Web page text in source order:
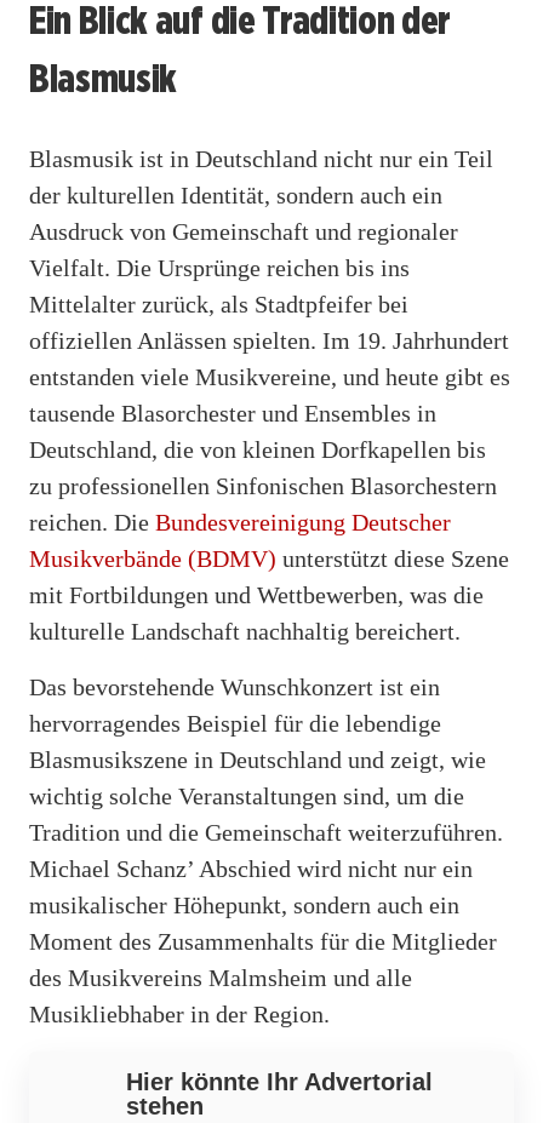
Ein Blick auf die Tradition der
Blasmusik
Blasmusik ist in Deutschland nicht nur ein Teil
der kulturellen Identität, sondern auch ein
Ausdruck von Gemeinschaft und regionaler
Vielfalt. Die Ursprünge reichen bis ins
Mittelalter zurück, als Stadtpfeifer bei
offiziellen Anlässen spielten. Im 19. Jahrhundert
entstanden viele Musikvereine, und heute gibt es
tausende Blasorchester und Ensembles in
Deutschland, die von kleinen Dorfkapellen bis
zu professionellen Sinfonischen Blasorchestern
reichen. Die Bundesvereinigung Deutscher
Musikverbände (BDMV) unterstützt diese Szene
mit Fortbildungen und Wettbewerben, was die
kulturelle Landschaft nachhaltig bereichert.
Das bevorstehende Wunschkonzert ist ein
hervorragendes Beispiel für die lebendige
Blasmusikszene in Deutschland und zeigt, wie
wichtig solche Veranstaltungen sind, um die
Tradition und die Gemeinschaft weiterzuführen.
Michael Schanz’ Abschied wird nicht nur ein
musikalischer Höhepunkt, sondern auch ein
Moment des Zusammenhalts für die Mitglieder
des Musikvereins Malmsheim und alle
Musikliebhaber in der Region.
Hier könnte Ihr Advertorial
stehen